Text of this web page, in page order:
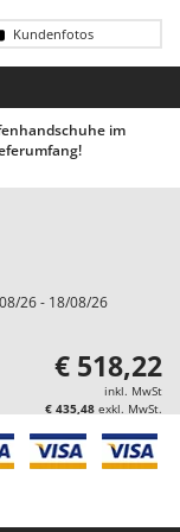
Kundenfotos
im
26 - 18/08/26
€ 518,22
inkl. MwSt
€ 435,48 exkl. MwSt.